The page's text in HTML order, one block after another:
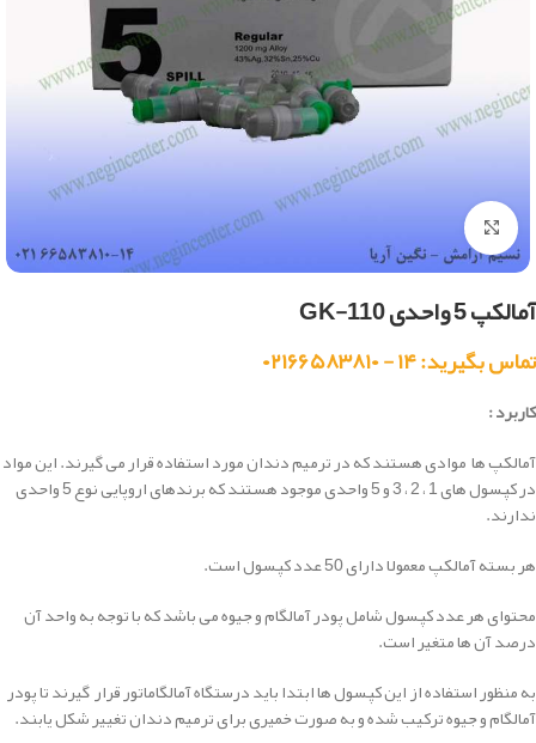
بزرگنمایی تصویر
آمالکپ 5 واحدی GK-110
تماس بگیرید: ۱۴ - ۰۲۱۶۶۵۸۳۸۱۰
کاربرد :
آمالکپ ها موادی هستند که در ترمیم دندان مورد استفاده قرار می گیرند. این مواد
در کپسول های 1 ، 2 ، 3 و 5 واحدی موجود هستند که برندهای اروپایی نوع 5 واحدی
ندارند.
هر بسته آمالکپ معمولا دارای 50 عدد کپسول است.
محتوای هر عدد کپسول شامل پودر آمالگام و جیوه می باشد که با توجه به واحد آن
درصد آن ها متغیر است.
به منظور استفاده از این کپسول ها ابتدا باید درستگاه آمالگاماتور قرار گیرند تا پودر
آمالگام و جیوه ترکیب شده و به صورت خمیری برای ترمیم دندان تغییر شکل یابند.